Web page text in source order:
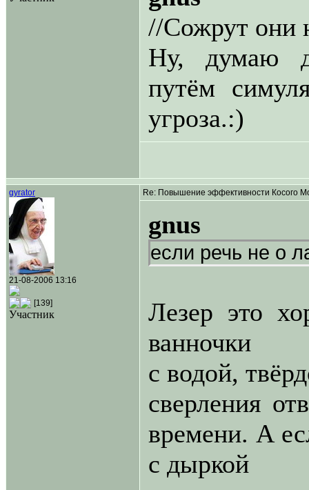
//Сожрут они
Ну, думаю
путём
угроза.:)
gyrator
21-08-2006 13:16
[139]
Участник
Re: Повышение эффективности Косого
gnus
если речь не о
Лезер это
ванночки
с водой,
сверления
времени. А
с дыркой